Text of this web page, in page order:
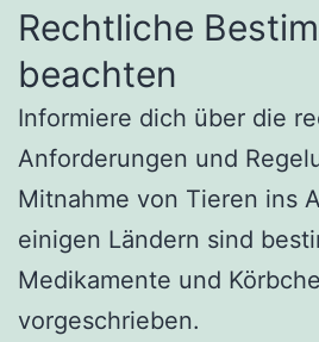
Rechtliche
beachten
Informiere dich über die
Anforderungen und
Mitnahme von Tieren ins
einigen Ländern sind
Medikamente und
vorgeschrieben.